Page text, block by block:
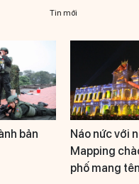
Tin mới
bản
Náo nức với
Mapping
phố mang